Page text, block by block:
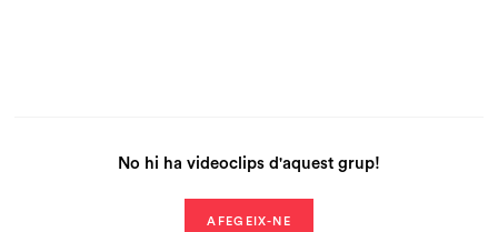
No hi ha videoclips d'aquest grup!
AFEGEIX-NE